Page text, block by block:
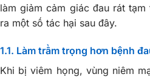
làm giảm cảm giác đau rát
ra một số tác hại sau đây.
1.1. Làm trầm trọng hơn bệnh
Khi bị viêm họng, vùng niêm